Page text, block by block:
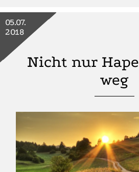
Nicht nur
weg
05.07.
2018